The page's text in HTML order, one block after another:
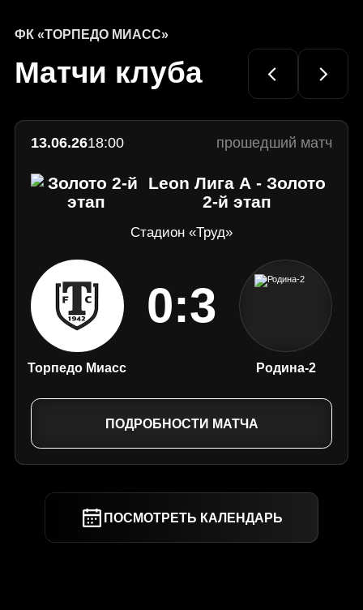
ФК «ТОРПЕДО МИАСС»
сайт
«Торпедо»
Матчи клуба
13.06.2618:00 прошедший матч
Leon Лига А - Золото
2-й этап
Стадион «Труд»
Торпедо Миасс
0:3
Родина-2
ПОДРОБНОСТИ МАТЧА
ПОСМОТРЕТЬ КАЛЕНДАРЬ